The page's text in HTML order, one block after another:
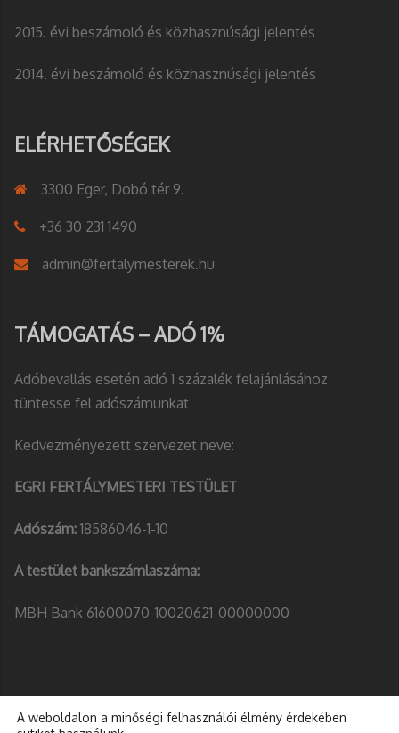
2015. évi beszámoló és közhasznúsági jelentés
2014. évi beszámoló és közhasznúsági jelentés
ELÉRHETŐSÉGEK
3300 Eger, Dobó tér 9.
+36 30 231 1490
admin@fertalymesterek.hu
TÁMOGATÁS – ADÓ 1%
Adóbevallás esetén adó 1 százalék felajánlásához
tüntesse fel adószámunkat
Kedvezményezett szervezet neve:
EGRI FERTÁLYMESTERI TESTÜLET
Adószám: 18586046-1-10
A testület bankszámlaszáma:
MBH Bank 61600070-10020621-00000000
A weboldalon a minőségi felhasználói élmény érdekében